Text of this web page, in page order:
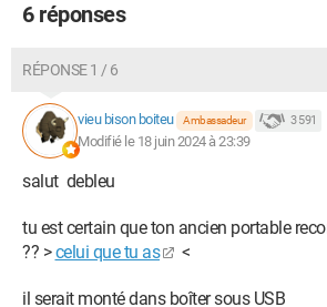
6 réponses
RÉPONSE 1 / 6
vieu bison boiteu Ambassadeur 3 591
Modifié le 18 juin 2024 à 23:39
salut debleu
tu est certain que ton ancien portable
?? >celui que tu as <
il serait monté dans boîter sous USB